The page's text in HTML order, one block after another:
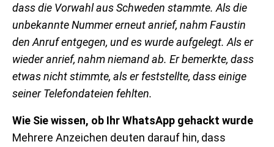
dass die Vorwahl aus Schweden stammte. Als die
unbekannte Nummer erneut anrief, nahm Faustin
den Anruf entgegen, und es wurde aufgelegt. Als er
wieder anrief, nahm niemand ab. Er bemerkte, dass
etwas nicht stimmte, als er feststellte, dass einige
seiner Telefondateien fehlten.
Wie Sie wissen, ob Ihr WhatsApp gehackt wurde
Mehrere Anzeichen deuten darauf hin, dass